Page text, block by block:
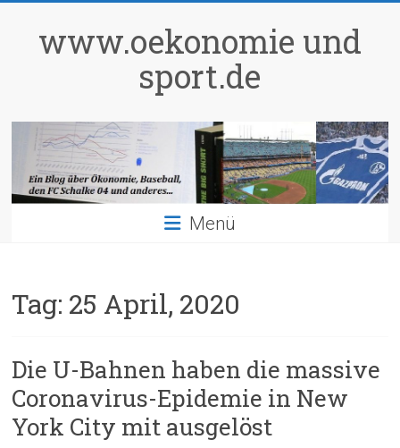
springenwww.oekonomie und
sport.de
Menü
Tag: 25 April, 2020
Die U-Bahnen haben die massive
Coronavirus-Epidemie in New
York City mit ausgelöst